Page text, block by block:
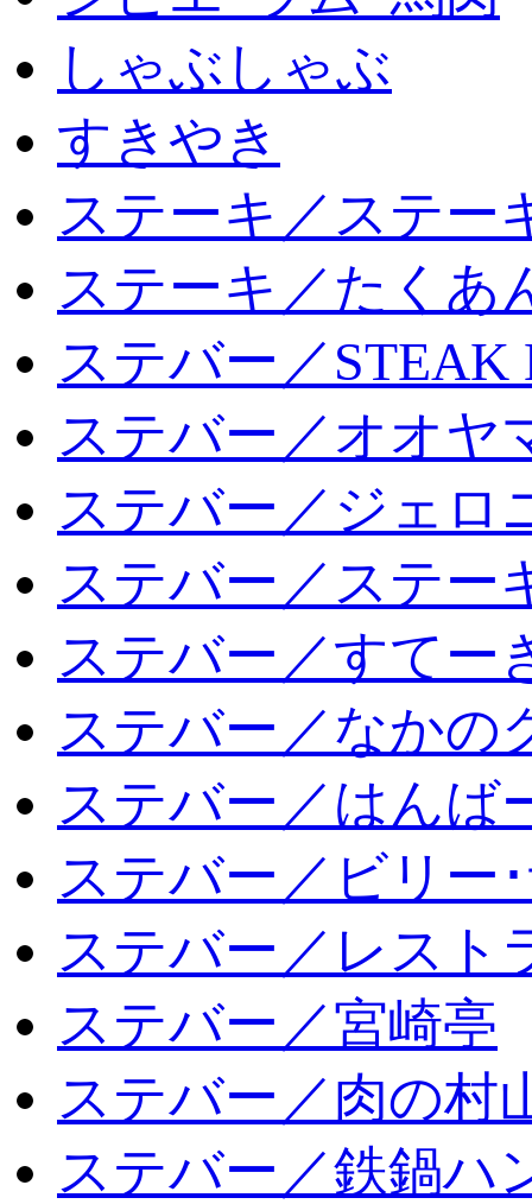
しゃぶしゃぶ
すきやき
ステーキ／ステー
ステーキ／たくあ
ステバー／STEAK
ステバー／オオヤ
ステバー／ジェロ
ステバー／ステー
ステバー／すてー
ステバー／なかの
ステバー／はんば
ステバー／ビリー
ステバー／レスト
ステバー／宮崎亭
ステバー／肉の村
ステバー／鉄鍋ハ